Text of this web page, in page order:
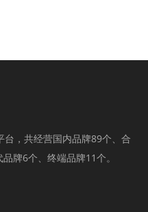
，共经营国内品牌89个、合
牌6个、终端品牌11个。